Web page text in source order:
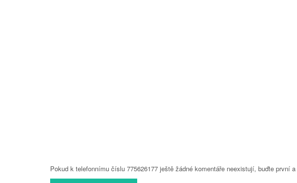
Pokud k telefonnímu číslu 775626177 ještě žádné komentáře neexistují, buďte první a